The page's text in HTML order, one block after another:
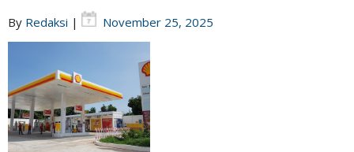
By Redaksi | November 25, 2025